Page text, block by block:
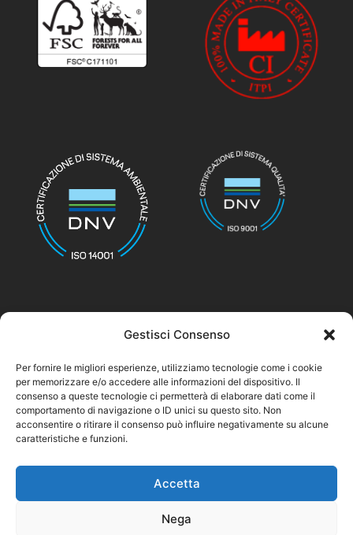
Gestisci Consenso
Per fornire le migliori esperienze, utilizziamo tecnologie come i cookie
per memorizzare e/o accedere alle informazioni del dispositivo. Il
consenso a queste tecnologie ci permetterà di elaborare dati come il
comportamento di navigazione o ID unici su questo sito. Non
acconsentire o ritirare il consenso può influire negativamente su alcune
caratteristiche e funzioni.
Accetta
Nega
Privacy Policy
Cookie Policy